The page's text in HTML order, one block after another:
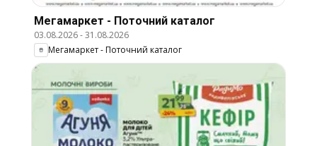
Мегамаркет - Поточний каталог
03.08.2026-31.08.2026
Мегамаркет - Поточний каталог